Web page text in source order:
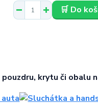
🛒 Do
krytu či obalu